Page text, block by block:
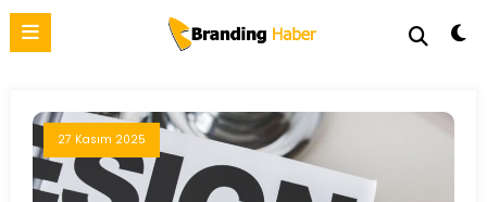
İçeriğe
27 Kasım 2025